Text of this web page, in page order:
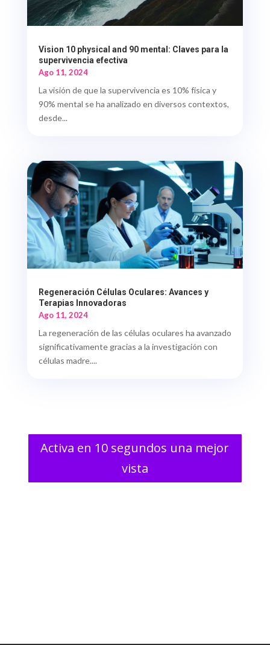
Vision 10 physical and 90 mental: Claves para la
supervivencia efectiva
Ago 11, 2024
La visión de que la supervivencia es 10% física y
90% mental se ha analizado en diversos contextos,
desde...
Regeneración Células Oculares: Avances y
Terapias Innovadoras
Ago 11, 2024
La regeneración de las células oculares ha avanzado
significativamente gracias a la investigación con
células madre....
Activa en 10 segundos una mejor
vista